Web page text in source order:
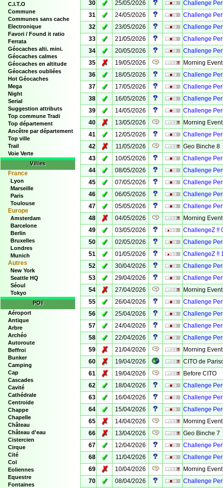
C.I.T.O
Commune
Communes sans cache
Electronique
Favori / Found it ratio
Ferrata
Géocaches alti. mini.
Géocaches calmes
Géocaches en altitude
Géocaches oubliées
Hot Géocaches
Mega
Night
Serial
Suggestion attributs
Top commune Tradi
Top département
Ancêtre par département
Top ville
Trail
Voie Verte
Villes
France
Lyon
Marseille
Paris
Toulouse
Europe
Amsterdam
Barcelone
Berlin
Bruxelles
Londres
Munich
Autres
New York
Seattle HQ
Séoul
Tokyo
POI
Aéroport
Antique
Arbre
Archéo
Autoroute
Beffroi
Bunker
Camping
Cap
Cascades
Cavité
Cathédrale
Centroide
Chappe
Chapelle
Château
Château d'eau
Cistercien
Cirque
Cité
Col
Eoliennes
Equestre
Fontaines
30
✓ 25/05/2026
Challenge
31
✓ 24/05/2026
Challenge
32
✓ 23/05/2026
Challenge
33
✓ 21/05/2026
Challenge
34
✓ 20/05/2026
Challenge
35
✗ 19/05/2026
Morning
36
✓ 18/05/2026
Challenge
37
✓ 17/05/2026
Challenge
38
✓ 16/05/2026
Challenge
39
✓ 14/05/2026
Challenge
40
✗ 13/05/2026
Morning
41
✓ 12/05/2026
Challenge
42
✗ 11/05/2026
Geo Binche 8
43
✓ 10/05/2026
Challenge
44
✓ 08/05/2026
Challenge
45
✓ 07/05/2026
Challenge
46
✓ 06/05/2026
Challenge
47
✓ 05/05/2026
Challenge
48
✗ 04/05/2026
Morning
49
✓ 03/05/2026
ChallengeZ !!
50
✓ 02/05/2026
Challenge
51
✓ 01/05/2026
ChallengeZ !!
52
✓ 30/04/2026
Challenge
53
✓ 29/04/2026
Challenge
54
✗ 27/04/2026
Morning
55
✓ 26/04/2026
Challenge
56
✓ 25/04/2026
Challenge
57
✓ 24/04/2026
Challenge
58
✓ 22/04/2026
Challenge
59
✗ 21/04/2026
Morning
60
✗ 19/04/2026
CITO de
61
✗ 19/04/2026
Before CITO
62
✓ 18/04/2026
Challenge
63
✓ 16/04/2026
Challenge
64
✓ 15/04/2026
Challenge
65
✗ 14/04/2026
Morning
66
✗ 13/04/2026
Geo Binche 7
67
✓ 12/04/2026
Challenge
68
✓ 11/04/2026
Challenge
69
✗ 10/04/2026
Morning
70
✓ 08/04/2026
Challenge